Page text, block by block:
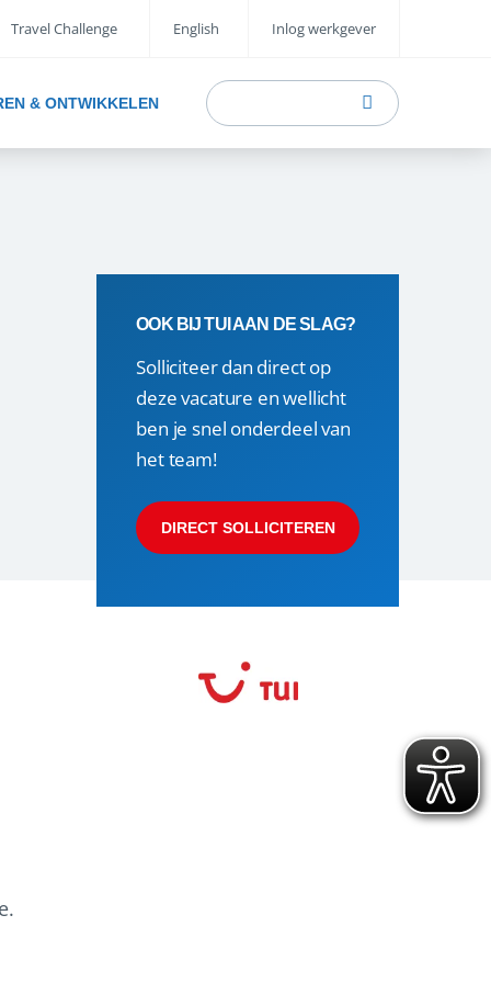
Travel Challenge English Inlog werkgever
& ONTWIKKELEN
OOK BIJ TUI AAN DE SLAG?
Solliciteer dan direct op
deze vacature en wellicht
ben je snel onderdeel van
het team!
DIRECT SOLLICITEREN